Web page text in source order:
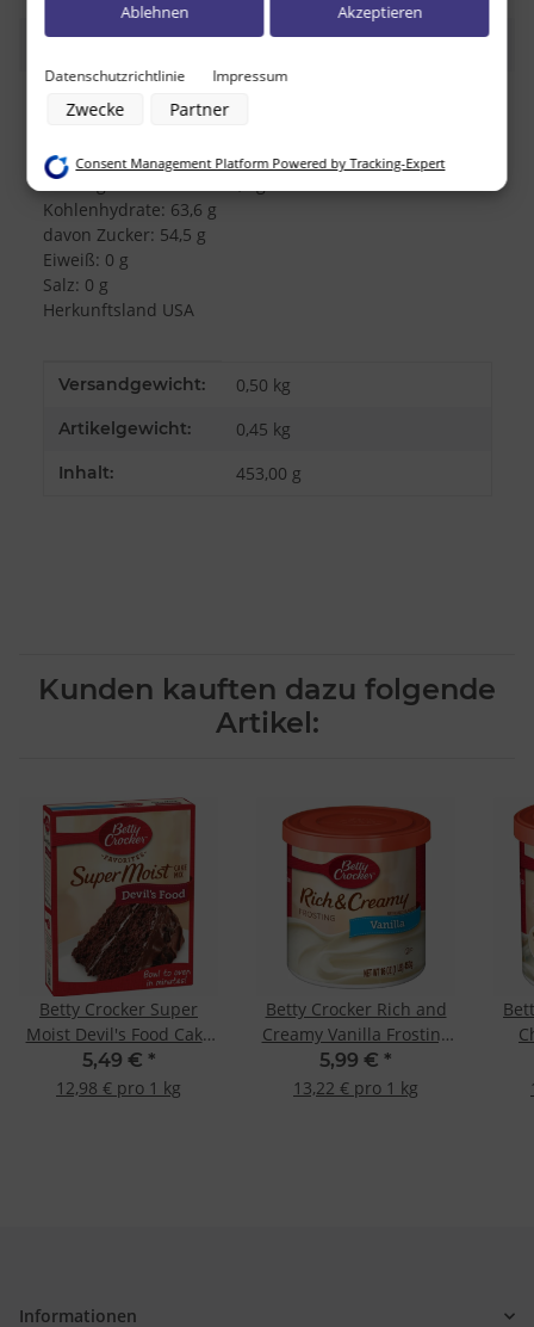
Beschreibung
Nährwerttabelle pro 100g
Fett: 15,2 g
davon ges. Fettsäuren: 6,1 g
Kohlenhydrate: 63,6 g
davon Zucker: 54,5 g
Eiweiß: 0 g
Salz: 0 g
Herkunftsland USA
Produkteigenschaft
Wert
Versandgewicht: 0,50 kg
Artikelgewicht: 0,45 kg
Inhalt: 453,00 g
Kunden kauften dazu folgende
Artikel:
Betty Crocker Super
Moist Devil's Food Cake
Mix 423g
5,49 € *
12,98 € pro 1 kg
Betty Crocker Rich and
Creamy Vanilla Frosting
453g
5,99 € *
13,22 € pro 1 kg
Informationen
indem Sie auf den Datenschutz-Button links unten klicken und
dort die entsprechenden Anpassungen vornehmen.
Zwecke der Datenverarbeitung durch unsere Partner:
Verwendung reduzierter Daten zur Auswahl von Werbeanzeigen
Erstellung von Profilen zur Personalisierung von Inhalten
Verwendung von Profilen zur Auswahl personalisierter Inhalte
Messung der Werbeleistung
Messung der Performance von Inhalten
Analyse von Zielgruppen durch Statistiken oder Kombinationen von
Daten aus verschiedenen Quellen
Entwicklung und Verbesserung der Angebote
Verwendung reduzierter Daten zur Auswahl von Inhalten
Endgeräteeigenschaften zur Identifikation aktiv abfragen
Datenschutzrichtlinie Impressum
Zwecke Partner
Ablehnen Akzeptieren
Consent Management Platform Powered by Tracking-Expert